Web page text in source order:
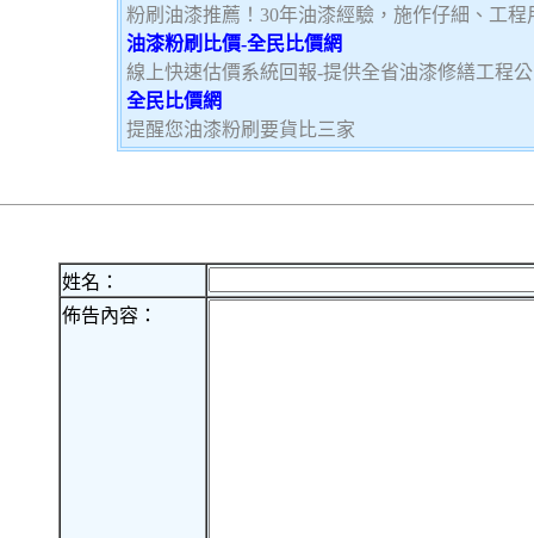
粉刷油漆推薦！30年油漆經驗，施作仔細、工
油漆粉刷比價-全民比價網
線上快速估價系統回報-提供全省油漆修繕工程
全民比價網
提醒您油漆粉刷要貨比三家
姓名：
佈告內容：